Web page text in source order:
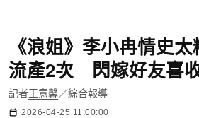
《浪姐》李小冉情史
流產2次 閃嫁好友喜
記者王意馨／綜合報導
2026-04-25 11:00:00